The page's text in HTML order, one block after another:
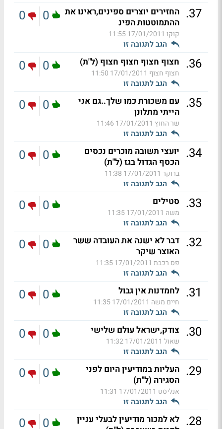
37
. החזירים יוצרים ספינים,ראינו את
ההתמוטטות הפינ
קוקו 17/01/2011 11:55
הגב לתגובה זו
0
0
36
. חצוף חצוף חצוף חצוף (ל"ת)
חצוף חצוף 17/01/2011 11:50
הגב לתגובה זו
0
0
35
. עם משכורת כמו שלך..גם אני
הייתי מתלונן
שר החוץ 17/01/2011 11:46
הגב לתגובה זו
0
0
34
. יועצי תשובה מוכרים נכסים
הכסף הגדול בגז (ל"ת)
ברוקר 17/01/2011 11:38
הגב לתגובה זו
0
0
33
. סטילים
משה 17/01/2011 11:35
הגב לתגובה זו
0
0
32
. דבר לא ישנה את העובדה ששר
האוצר שיקר
פס רכבת 17/01/2011 11:35
הגב לתגובה זו
0
0
31
. לחמדנות אין גבול
חיים משה 17/01/2011 11:35
הגב לתגובה זו
0
0
30
. צודק,ישראל עולם שלישי
שאול 17/01/2011 11:32
הגב לתגובה זו
0
0
29
. העליות במודיעין היום לפני
הסגירה (ל"ת)
אנליסט 17/01/2011 11:31
הגב לתגובה זו
0
0
28
. לא למכור מודיעין לבעלי עניין
0
0